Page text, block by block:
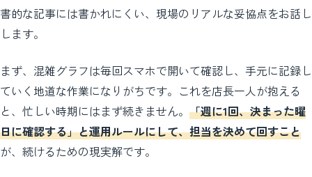
書的な記事には書かれにくい、現場のリアルな妥協点をお話し
します。
まず、混雑グラフは毎回スマホで開いて確認し、手元に記録し
ていく地道な作業になりがちです。これを店長一人が抱える
と、忙しい時期にはまず続きません。 「週に1回、決まった曜
日に確認する」と運用ルールにして、担当を決めて回すこと
が、続けるための現実解です。